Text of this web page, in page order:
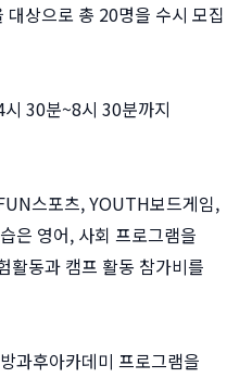
상으로 총 20명을 수시 모집
30분~8시 30분까지
스포츠, YOUTH보드게임,
은 영어, 사회 프로그램을
활동과 캠프 활동 참가비를
과후아카데미 프로그램을